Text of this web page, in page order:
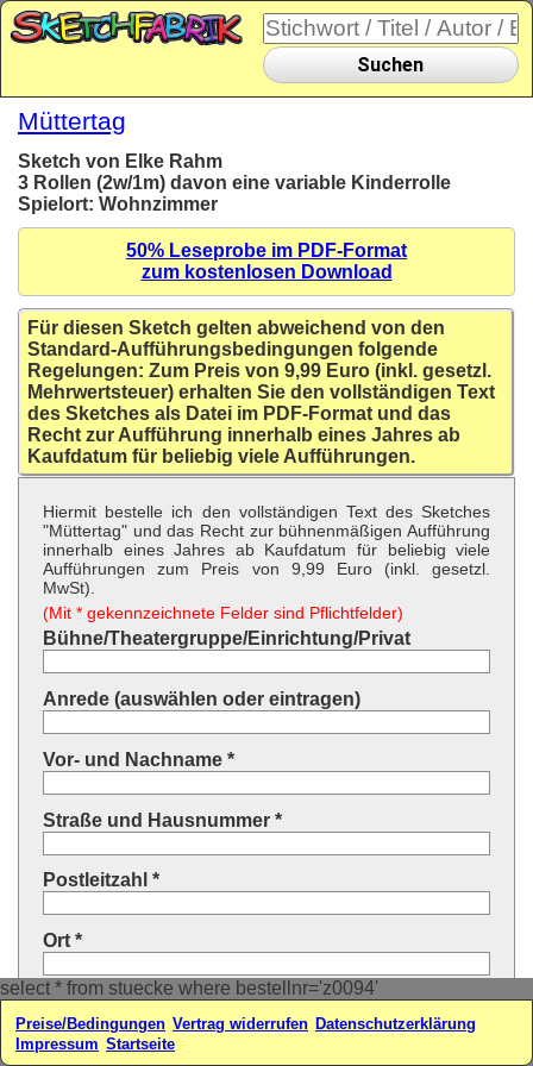
select * from stuecke where bestellnr='z0094'
Suchen
Müttertag
Sketch von Elke Rahm
3 Rollen (2w/1m) davon eine variable Kinderrolle
Spielort: Wohnzimmer
50% Leseprobe im PDF-Format
zum kostenlosen Download
Für diesen Sketch gelten abweichend von den
Standard-Aufführungsbedingungen folgende
Regelungen: Zum Preis von 9,99 Euro (inkl. gesetzl.
Mehrwertsteuer) erhalten Sie den vollständigen Text
des Sketches als Datei im PDF-Format und das
Recht zur Aufführung innerhalb eines Jahres ab
Kaufdatum für beliebig viele Aufführungen.
Hiermit bestelle ich den vollständigen Text des Sketches
"Müttertag" und das Recht zur bühnenmäßigen Aufführung
innerhalb eines Jahres ab Kaufdatum für beliebig viele
Aufführungen zum Preis von 9,99 Euro (inkl. gesetzl.
MwSt).
(Mit * gekennzeichnete Felder sind Pflichtfelder)
Bühne/Theatergruppe/Einrichtung/Privat
Anrede (auswählen oder eintragen)
Vor- und Nachname *
Straße und Hausnummer *
Postleitzahl *
Ort *
Land * (auswählen oder eintragen)
Ihre E-Mail-Adresse*
Preise/Bedingungen Vertrag widerrufen Datenschutzerklärung
Impressum Startseite